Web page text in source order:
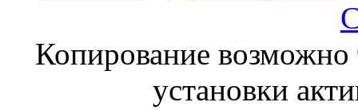
Копирование возможно
установки